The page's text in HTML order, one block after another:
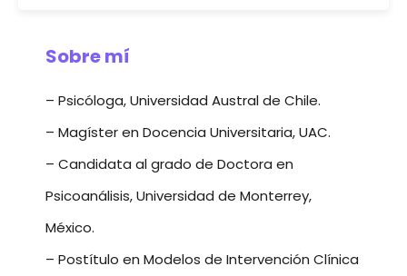
Sobre mí
– Psicóloga, Universidad Austral de Chile.
– Magíster en Docencia Universitaria, UAC.
– Candidata al grado de Doctora en
Psicoanálisis, Universidad de Monterrey,
México.
– Postítulo en Modelos de Intervención Clínica